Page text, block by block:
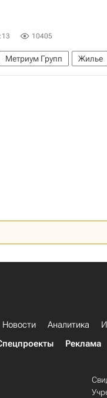
10405
Метриум Групп Жилье
Новости Аналитика
Реклама